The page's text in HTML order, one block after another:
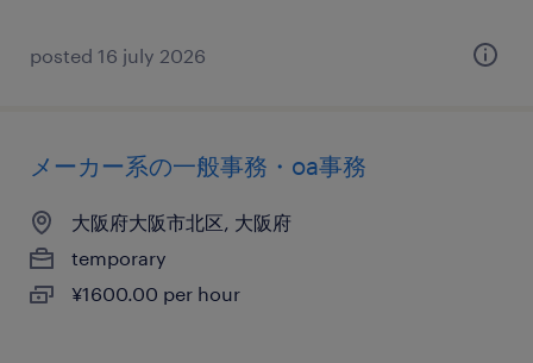
posted 16 july 2026
メーカー系の一般事務・oa事務
大阪府大阪市北区, 大阪府
temporary
¥1600.00 per hour